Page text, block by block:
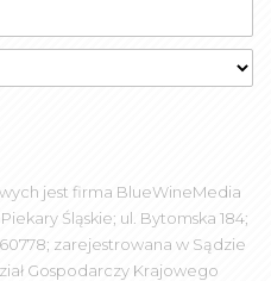
jest firma BlueWineMedia
Śląskie; ul. Bytomska 184;
zarejestrowana w Sądzie
Gospodarczy Krajowego